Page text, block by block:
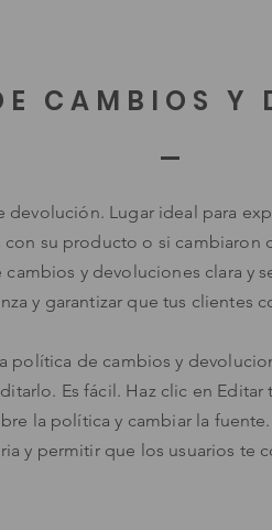
CAMBIOS Y
Lugar ideal para
con su producto o si cambiaron
y devoluciones clara y
y garantizar que tus clientes
política de cambios y
Es fácil. Haz clic en
la política y cambiar la
y permitir que los usuarios te